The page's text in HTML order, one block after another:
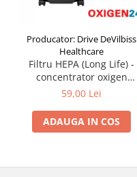
Producator: Drive DeVilbiss
Healthcare
Filtru HEPA (Long Life) -
concentrator oxigen
Compact 525KS DeVilbiss
59,00 Lei
ADAUGA IN COS